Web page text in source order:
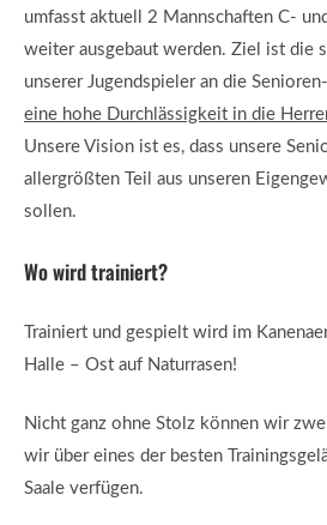
umfasst aktuell 2 Mannschaften C-
weiter ausgebaut werden. Ziel ist die
unserer Jugendspieler an die
eine hohe Durchlässigkeit in die
Unsere Vision ist es, dass unsere
allergrößten Teil aus unseren
sollen.
Wo wird trainiert?
Trainiert und gespielt wird im
Halle – Ost auf Naturrasen!
Nicht ganz ohne Stolz können wir
wir über eines der besten
Saale verfügen.